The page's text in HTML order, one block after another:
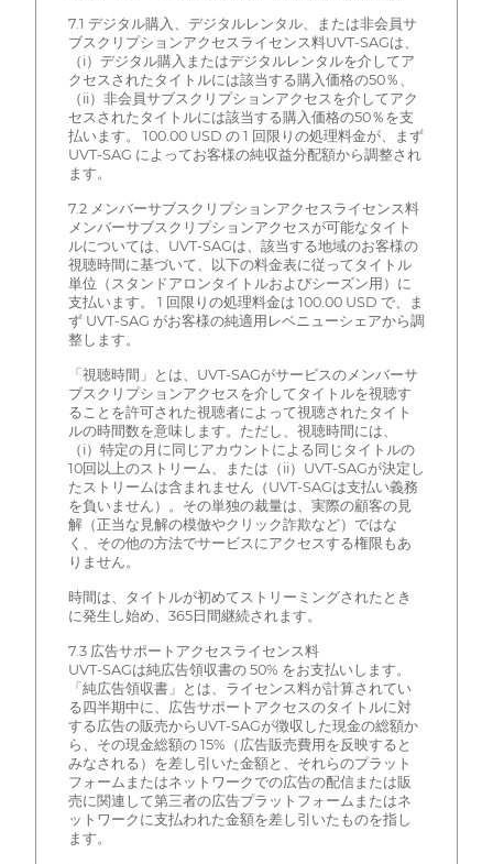
7.1 デジタル購入、デジタルレンタル、または非会員サ
ブスクリプションアクセスライセンス料UVT-SAGは、
（i）デジタル購入またはデジタルレンタルを介してア
クセスされたタイトルには該当する購入価格の50％、
（ii）非会員サブスクリプションアクセスを介してアク
セスされたタイトルには該当する購入価格の50％を支
払います。 100.00 USD の 1 回限りの処理料金が、まず
UVT-SAG によってお客様の純収益分配額から調整され
ます。
7.2 メンバーサブスクリプションアクセスライセンス料
メンバーサブスクリプションアクセスが可能なタイト
ルについては、UVT-SAGは、該当する地域のお客様の
視聴時間に基づいて、以下の料金表に従ってタイトル
単位（スタンドアロンタイトルおよびシーズン用）に
支払います。 1 回限りの処理料金は 100.00 USD で、ま
ず UVT-SAG がお客様の純適用レベニューシェアから調
整します。
「視聴時間」とは、UVT-SAGがサービスのメンバーサ
ブスクリプションアクセスを介してタイトルを視聴す
ることを許可された視聴者によって視聴されたタイト
ルの時間数を意味します。ただし、視聴時間には、
（i）特定の月に同じアカウントによる同じタイトルの
10回以上のストリーム、または（ii）UVT-SAGが決定し
たストリームは含まれません（UVT-SAGは支払い義務
を負いません）。その単独の裁量は、実際の顧客の見
解（正当な見解の模倣やクリック詐欺など）ではな
く、その他の方法でサービスにアクセスする権限もあ
りません。
時間は、タイトルが初めてストリーミングされたとき
に発生し始め、365日間継続されます。
7.3 広告サポートアクセスライセンス料
UVT-SAGは純広告領収書の 50% をお支払いします。
「純広告領収書」とは、ライセンス料が計算されてい
る四半期中に、広告サポートアクセスのタイトルに対
する広告の販売からUVT-SAGが徴収した現金の総額か
ら、その現金総額の 15%（広告販売費用を反映すると
みなされる）を差し引いた金額と、それらのプラット
フォームまたはネットワークでの広告の配信または販
売に関連して第三者の広告プラットフォームまたはネ
ットワークに支払われた金額を差し引いたものを指し
ます。